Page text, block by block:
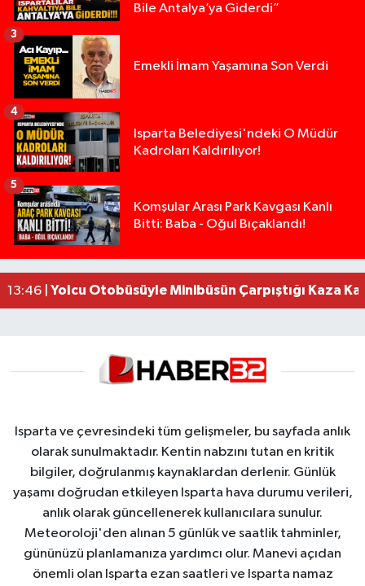
Bile Antalya’ya Giderdi”
Emekli İmam Yaşamına Son Verdi
3
Isparta Belediyesi'ndeki O Müdür
Kadroları Kaldırılıyor!
4
Komşular Arası Park Kavgası Kanlı
Bitti: Baba - Oğul Bıçaklandı!
5
19:36 |Isparta’da Silah Operasyonu: 165 Tabanca Ele
17:18 |Anız Yangını Kazaya Neden Oldu: 13 Araç
17:08 |Alevlere Teslim Olan Gecekondu Kullanılamaz
13:46 | Yolcu Otobüsüyle Minibüsün Çarpıştığı Kaza
Isparta ve çevresindeki tüm gelişmeler, bu sayfada anlık
olarak sunulmaktadır. Kentin nabzını tutan en kritik
bilgiler, doğrulanmış kaynaklardan derlenir. Günlük
yaşamı doğrudan etkileyen Isparta hava durumu verileri,
anlık olarak güncellenerek kullanıcılara sunulur.
Meteoroloji'den alınan 5 günlük ve saatlik tahminler,
gününüzü planlamanıza yardımcı olur. Manevi açıdan
önemli olan Isparta ezan saatleri ve Isparta namaz